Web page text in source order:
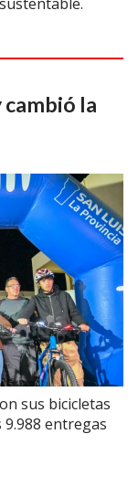
la
sus bicicletas
9.988 entregas